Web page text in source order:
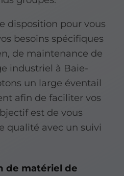
disposition pour vous
besoins spécifiques
de maintenance de
industriel à Baie-
un large éventail
afin de faciliter vos
est de vous
qualité avec un suivi
de matériel de